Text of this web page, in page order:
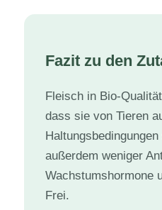
Fazit zu den
Fleisch in Bio-
dass sie von Tieren
außerdem weniger
Wachstumshormone
Frei.